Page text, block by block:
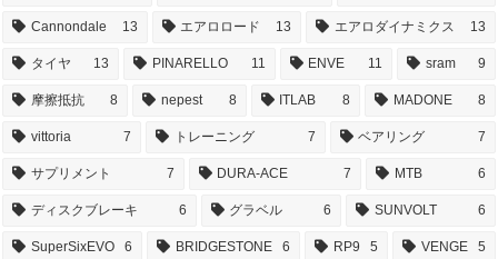
Cannondale 13 エアロロード 13 エアロダイナミクス 13
タイヤ 13 PINARELLO 11 ENVE 11 sram 9
摩擦抵抗 8 nepest 8 ITLAB 8 MADONE 8
vittoria 7 トレーニング 7 ベアリング 7
サプリメント 7 DURA-ACE 7 MTB 6
ディスクブレーキ 6 グラベル 6 SUNVOLT 6
SuperSixEVO 6 BRIDGESTONE 6 RP9 5 VENGE 5